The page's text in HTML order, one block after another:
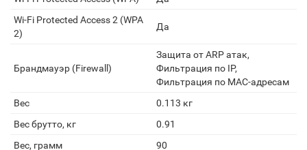
Wi-Fi Protected Access 2 (WPA
2)
Да
Брандмауэр (Firewall)
Защита от ARP атак,
Фильтрация по IP,
Фильтрация по MAC-адресам
Вес
0.113 кг
Вес брутто, кг
0.91
Вес, грамм
90